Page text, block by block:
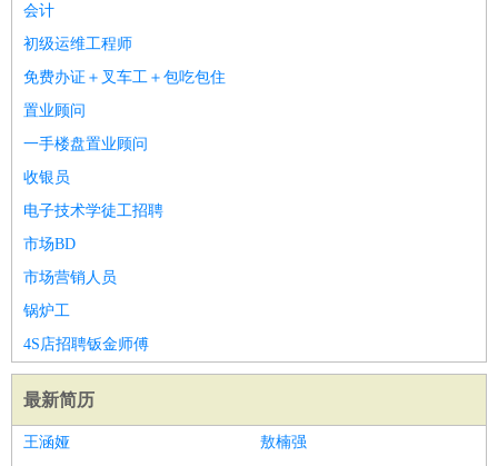
会计
初级运维工程师
免费办证＋叉车工＋包吃包住
置业顾问
一手楼盘置业顾问
收银员
电子技术学徒工招聘
市场BD
市场营销人员
锅炉工
4S店招聘钣金师傅
最新简历
王涵娅
敖楠强